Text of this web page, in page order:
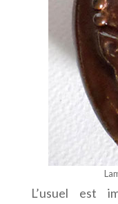
L’usuel est